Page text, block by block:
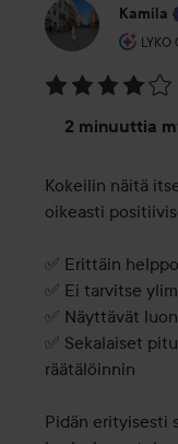
Kamila
LYKO
5
2 minuuttia
Kokeilin näitä
oikeasti
✅ Erittäin
✅ Ei tarvitse
✅ Näyttävät
✅ Sekalaiset
räätälöinnin
Pidän erityisesti